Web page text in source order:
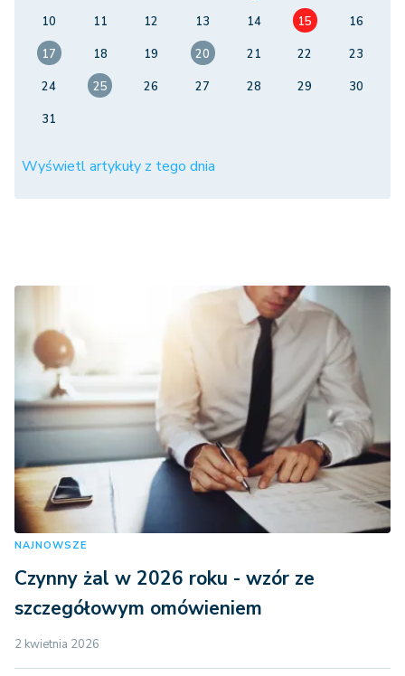
10
11 12 13 14 15
16
17
18 19 20 21 22
23
24
25 26 27 28 29
30
31
Wyświetl artykuły z tego dnia
NAJNOWSZE
Czynny żal w 2026 roku - wzór ze
szczegółowym omówieniem
2 kwietnia 2026